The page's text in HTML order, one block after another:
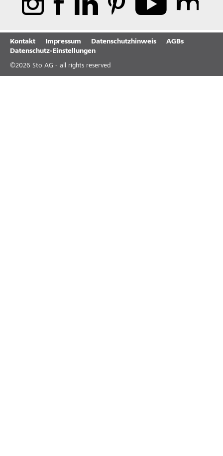
Kontakt Impressum Datenschutzhinweis
AGBs
Datenschutz-Einstellungen
©2026 Sto AG - all rights reserved